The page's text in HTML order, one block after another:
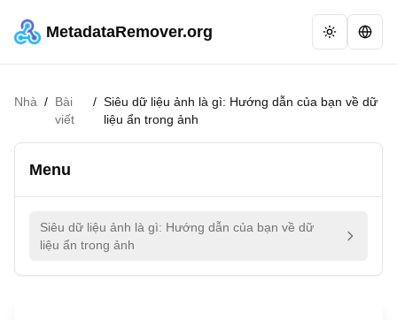
MetadataRemover.org
Nhà / Bài
viết
/ Siêu dữ liệu ảnh là gì: Hướng dẫn của bạn về dữ
liệu ẩn trong ảnh
Menu
Siêu dữ liệu ảnh là gì: Hướng dẫn của bạn về dữ
liệu ẩn trong ảnh